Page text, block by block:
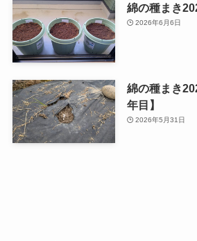
綿の種まき
2026年6月6日
綿の種まき
年目】
2026年5月31日